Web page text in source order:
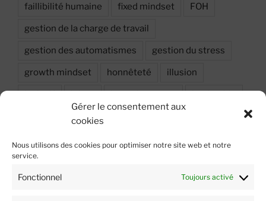
Gérer le consentement aux
cookies
Nous utilisons des cookies pour optimiser notre site web et notre
service.
Fonctionnel Toujours activé
faillibilité humaine fixed mindset FOH
gestion de la charge de travail
gestion des automatismes gestion du stress
growth mindset honnêteté illusion
inclusif injure investissement leadership
Leadership situationnel
prise de décision
respect sécurité